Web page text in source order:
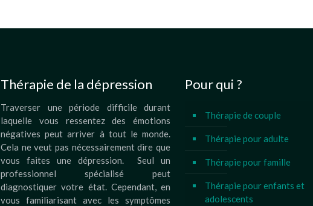
Thérapie de la dépression
Traverser une période difficile durant
laquelle vous ressentez des émotions
négatives peut arriver à tout le monde.
Cela ne veut pas nécessairement dire que
vous faites une dépression. Seul un
professionnel spécialisé peut
diagnostiquer votre état. Cependant, en
vous familiarisant avec les symptômes
Pour qui ?
Thérapie de couple
Thérapie pour adulte
Thérapie pour famille
Thérapie pour enfants et
adolescents